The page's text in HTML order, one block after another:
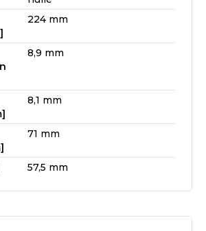
224 mm
8,9 mm
8,1 mm
71 mm
57,5 mm